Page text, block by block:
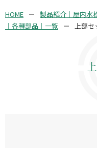
HOME
製品紹介｜屋内水
｜各種部品｜一覧
上部セ